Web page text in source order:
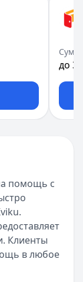
до
помощь с
Клиенты
в любое